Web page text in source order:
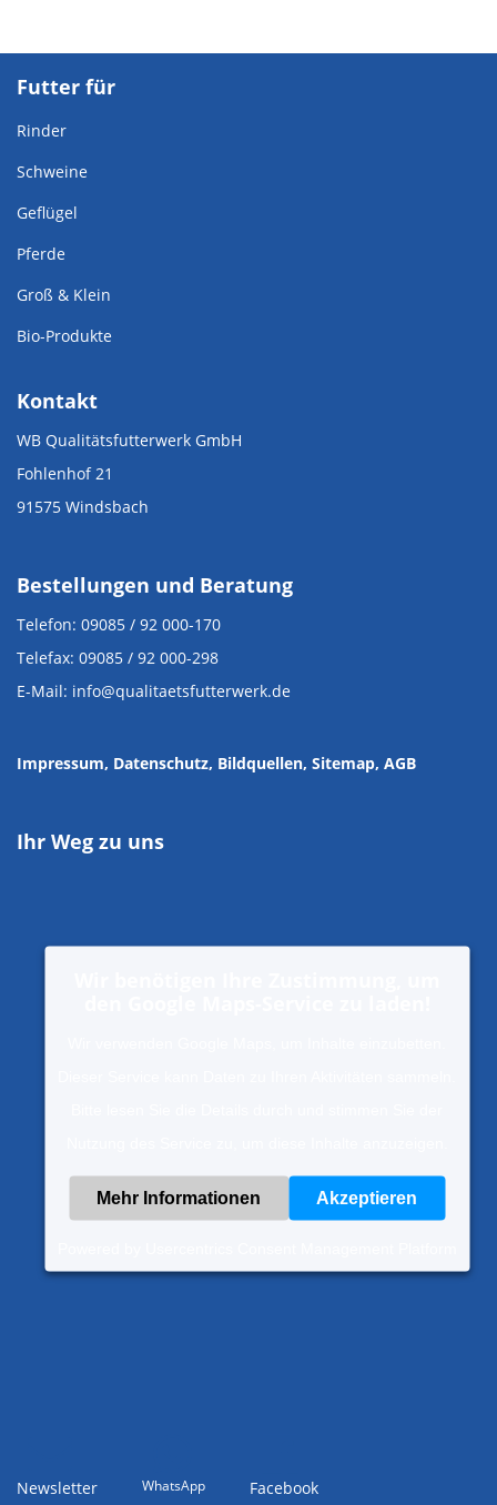
Futter für
Rinder
Schweine
Geflügel
Pferde
Groß & Klein
Bio-Produkte
Kontakt
WB Qualitätsfutterwerk GmbH
Fohlenhof 21
91575 Windsbach
Bestellungen und Beratung
Telefon: 09085 / 92 000-170
Telefax: 09085 / 92 000-298
E-Mail: info@qualitaetsfutterwerk.de
Impressum, Datenschutz, Bildquellen, Sitemap, AGB
Ihr Weg zu uns
Mehr Informationen Akzeptieren
Newsletter WhatsApp Facebook